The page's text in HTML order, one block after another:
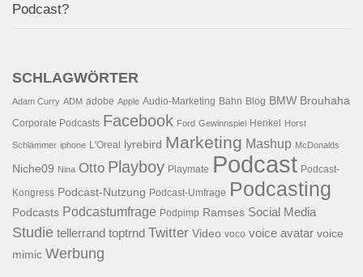
Podcast?
SCHLAGWÖRTER
Adam Curry ADM adobe Apple Audio-Marketing Bahn Blog BMW Brouhaha
Corporate Podcasts Facebook Ford Gewinnspiel Henkel Horst
Schlämmer iphone L'Oreal lyrebird Marketing Mashup McDonalds
Niche09 Nina Otto Playboy Playmate Podcast Podcast-
Kongress Podcast-Nutzung Podcast-Umfrage Podcasting
Podcasts Podcastumfrage Podpimp Ramses Social Media
Studie tellerrand toptrnd Twitter Video voco voice avatar voice
mimic Werbung